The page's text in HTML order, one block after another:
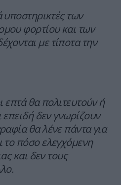
υποστηρικτές των
φορτίου και των
με τίποτα την
επτά θα πολιτευτούν ή
επειδή δεν γνωρίζουν
θα λένε πάντα για
το πόσο ελεγχόμενη
και δεν τους